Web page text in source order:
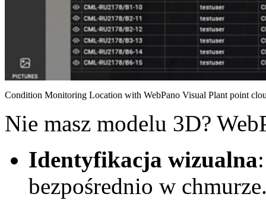
Condition Monitoring Location with WebPano Visual Plant point
Nie masz modelu 3D?
Identyfikacja wizualna
bezpośrednio w